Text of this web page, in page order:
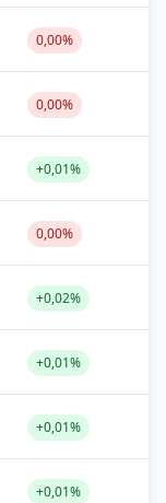
0,00%
0,00%
+0,01%
0,00%
+0,02%
+0,01%
+0,01%
+0,01%